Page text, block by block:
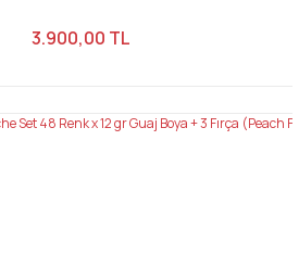
3.900,00 TL